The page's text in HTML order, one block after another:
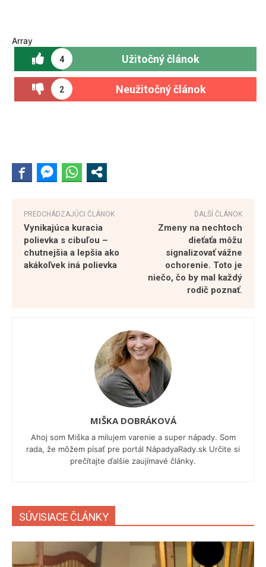
Array
4 Užitočný článok
2 Neužitočný článok
PREDCHÁDZAJÚCI ČLÁNOK
Vynikajúca kuracia
polievka s cibuľou –
chutnejšia a lepšia ako
akákoľvek iná polievka
ĎALŠÍ ČLÁNOK
Zmeny na nechtoch
dieťaťa môžu
signalizovať vážne
ochorenie. Toto je
niečo, čo by mal každý
rodič poznať.
MIŠKA DOBRÁKOVÁ
Ahoj som Miška a milujem varenie a super nápady. Som
rada, že môžem písať pre portál NápadyaRady.sk Určite si
prečítajte ďalšie zaujímavé články.
SÚVISIACE ČLÁNKY